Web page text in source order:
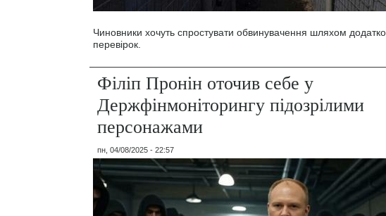
Чиновники хочуть спростувати обвинувачення шляхом
перевірок.
Філіп Пронін оточив себе у
Держфінмоніторингу підозрілими
персонажами
пн, 04/08/2025 - 22:57